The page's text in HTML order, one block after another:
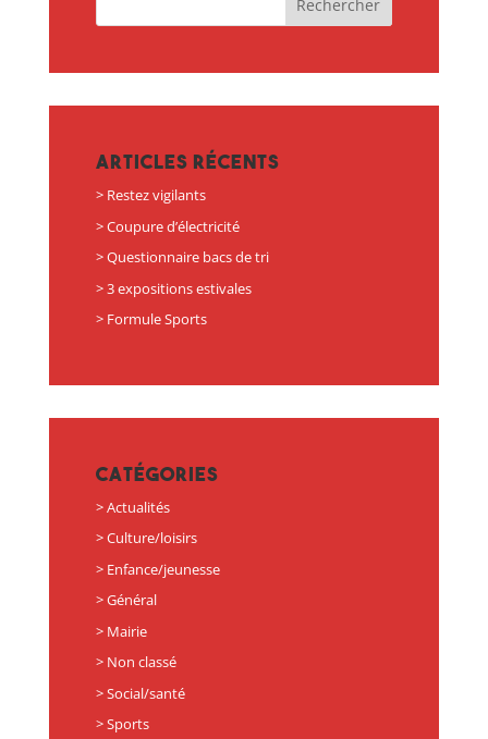
Articles récents
Restez vigilants
Coupure d’électricité
Questionnaire bacs de tri
3 expositions estivales
Formule Sports
Catégories
Actualités
Culture/loisirs
Enfance/jeunesse
Général
Mairie
Non classé
Social/santé
Sports